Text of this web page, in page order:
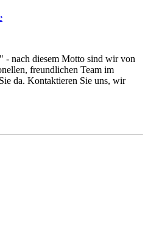
- nach diesem Motto sind wir von
freundlichen Team im
da. Kontaktieren Sie uns, wir